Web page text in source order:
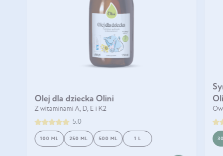
Olej dla dziecka Olini
Z witaminami A, D, E i K2
5.0
100 ML 250 ML 500 ML 1 L